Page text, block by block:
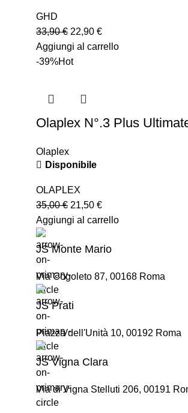
GHD
33,90€ 22,90 €
Aggiungi al carrello
-39%Hot
Olaplex N°.3 Plus
Olaplex
Disponibile
OLAPLEX
35,00€ 21,50 €
Aggiungi al carrello
JS Monte Mario
Via Cogoleto 87, 00168 Roma
JS Prati
Piazza dell'Unità 10, 00192 Roma
JS Vigna Clara
Via di Vigna Stelluti 206, 00191